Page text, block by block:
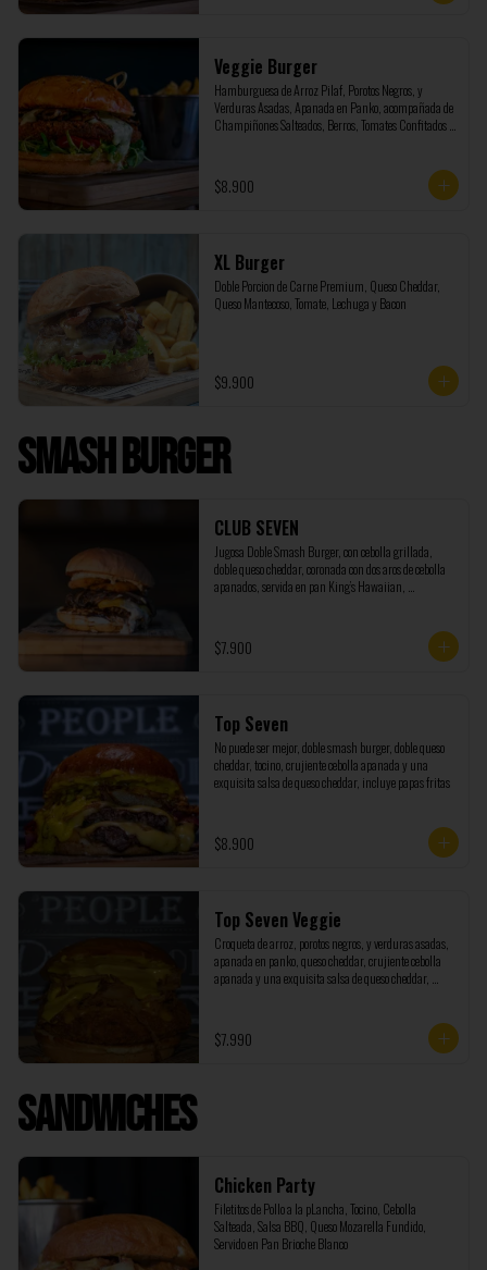
Veggie Burger
Hamburguesa de Arroz Pilaf, Porotos Negros, y
Verduras Asadas, Apanada en Panko, acompañada de
Champiñones Salteados, Berros, Tomates Confitados y
$8.900
XL Burger
Doble Porcion de Carne Premium, Queso Cheddar,
Queso Mantecoso, Tomate, Lechuga y Bacon
$9.900
Smash Burger
CLUB SEVEN
Jugosa Doble Smash Burger, con cebolla grillada,
doble queso cheddar, coronada con dos aros de cebolla
apanados, servida en pan King’s Hawaiian,
$7.900
Top Seven
No puede ser mejor, doble smash burger, doble queso
cheddar, tocino, crujiente cebolla apanada y una
exquisita salsa de queso cheddar, incluye papas fritas
$8.900
Top Seven Veggie
Croqueta de arroz, porotos negros, y verduras asadas,
apanada en panko, queso cheddar, crujiente cebolla
apanada y una exquisita salsa de queso cheddar,
$7.990
Sandwiches
Chicken Party
Filetitos de Pollo a la pLancha, Tocino, Cebolla
Salteada, Salsa BBQ, Queso Mozarella Fundido,
Servido en Pan Brioche Blanco